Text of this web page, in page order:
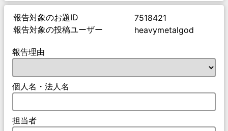
報告対象のお題ID
7518421
報告対象の投稿ユーザー
heavymetalgod
報告理由
個人名・法人名
担当者